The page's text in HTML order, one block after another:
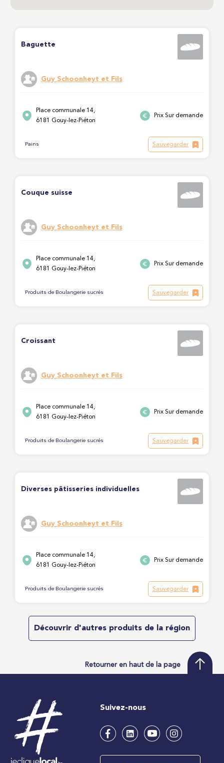
Baguette
Guy Schoonheyt et Fils
Place communale 14,
6181 Gouy-lez-Piéton
Prix Sur demande
Pains Sauvegarder
Couque suisse
Guy Schoonheyt et Fils
Place communale 14,
6181 Gouy-lez-Piéton
Prix Sur demande
Produits de Boulangerie sucrés Sauvegarder
Croissant
Guy Schoonheyt et Fils
Place communale 14,
6181 Gouy-lez-Piéton
Prix Sur demande
Produits de Boulangerie sucrés Sauvegarder
Diverses pâtisseries individuelles
Guy Schoonheyt et Fils
Place communale 14,
6181 Gouy-lez-Piéton
Prix Sur demande
Produits de Boulangerie sucrés Sauvegarder
Découvrir d'autres produits de la région
Retourner en haut de la page
Suivez-nous